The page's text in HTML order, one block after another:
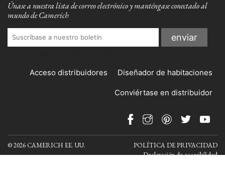
Únase a nuestra lista de correo electrónico y manténgase conectado al
mundo de Camerich
Acceso distribuidores Diseñador de habitaciones
Conviértase en distribuidor
© 2026 CAMERICH EE. UU.
POLÍTICA DE PRIVACIDAD
Declaración de accesibilidad